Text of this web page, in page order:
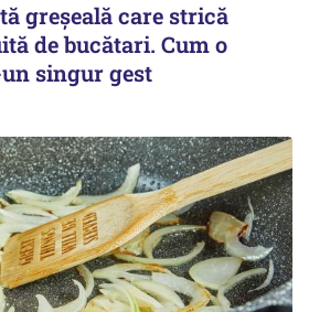
greșeală care strică
de bucătari. Cum o
singur gest